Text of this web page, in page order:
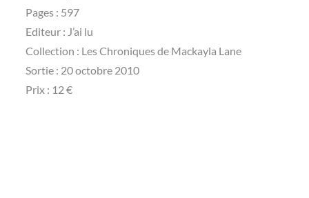
Pages : 597
Editeur : J’ai lu
Collection : Les Chroniques de Mackayla Lane
Sortie : 20 octobre 2010
Prix : 12 €